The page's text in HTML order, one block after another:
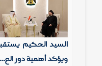
السيد الحكيم
ويؤكد أهمية دور الع...